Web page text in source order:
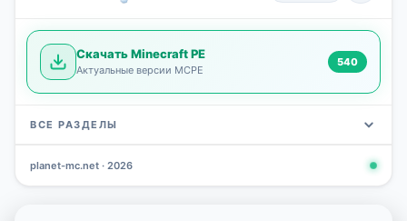
Скачать Minecraft PE
Актуальные версии MCPE
540
ВСЕ РАЗДЕЛЫ
planet-mc.net · 2026